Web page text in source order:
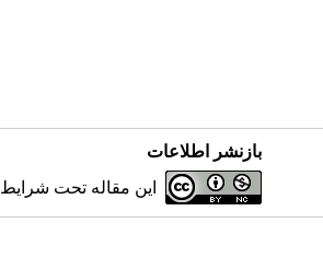
بازنشر اطلاعات
این مقاله تحت شرایط